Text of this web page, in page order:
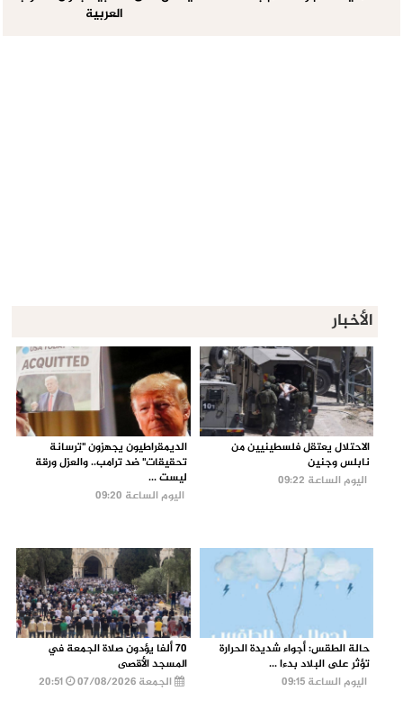
العربية
الأخبار
الاحتلال يعتقل فلسطينيين من
نابلس وجنين
اليوم الساعة 09:22
الديمقراطيون يجهزون "ترسانة
تحقيقات" ضد ترامب.. والعزل ورقة
ليست ...
اليوم الساعة 09:20
حالة الطقس: أجواء شديدة الحرارة
تؤثر على البلاد بدءا ...
اليوم الساعة 09:15
70 ألفا يؤدون صلاة الجمعة في
المسجد الأقصى
الجمعة 07/08/2026
20:51